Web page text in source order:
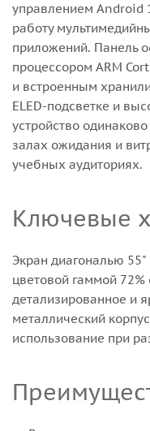
управлением Android
работу
приложений. Панель
процессором ARM
и встроенным
ELED-подсветке и
устройство
залах ожидания и
учебных аудиториях.
Ключевые
Экран диагональю
цветовой гаммой 72%
детализированное и
металлический
использование при